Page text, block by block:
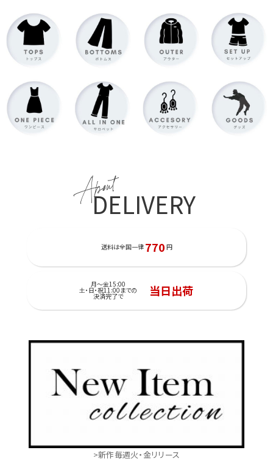
About
DELIVERY
送料は全国一律 770 円
月～金15:00
土・日・祝11:00までの
決済完了で 当日出荷
>新作毎週火・金リリース